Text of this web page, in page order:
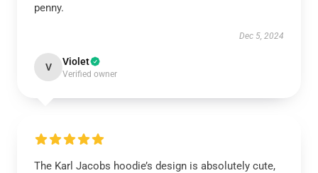
penny.
Dec 5, 2024
V Violet
Verified owner
The Karl Jacobs hoodie’s design is absolutely cute,